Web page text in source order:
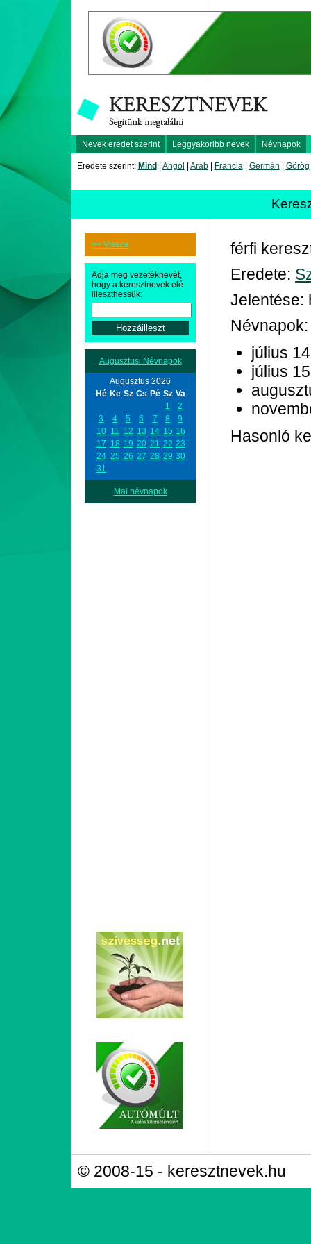
Nevek eredet szerint Leggyakoribb nevek Névnapok
Eredete szerint: Mind Angol Arab| Francia| Germán Görög
<< Vissza
Adja meg vezetéknevét,
hogy a keresztnevek elé
illeszthessük:
Augusztusi Névnapok
Augusztus 2026
Hé Ke Sz Cs Pé Sz Va
1
2
3
4 5 6 7 8
9
10 11 12 13 14 15 16
17 18 19 20 21 22 23
24 25 26 27 28 29 30
31
Mai névnapok
férfi
Eredete:
Jelentése:
Névnapok:
július 14
július 15
Hasonló
© 2008-15 - keresztnevek.hu